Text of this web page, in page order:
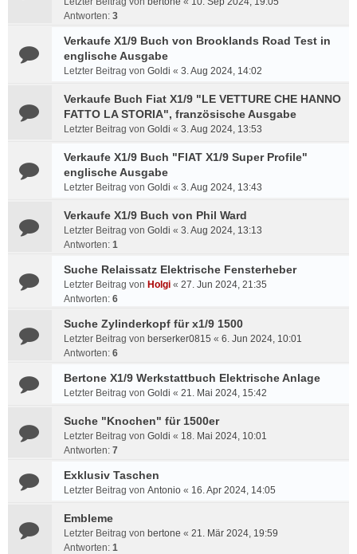
Antworten: 3
Verkaufe X1/9 Buch von Brooklands Road Test in
englische Ausgabe
Letzter Beitrag von Goldi « 3. Aug 2024, 14:02
Verkaufe Buch Fiat X1/9 "LE VETTURE CHE HANNO
FATTO LA STORIA", französische Ausgabe
Letzter Beitrag von Goldi « 3. Aug 2024, 13:53
Verkaufe X1/9 Buch "FIAT X1/9 Super Profile"
englische Ausgabe
Letzter Beitrag von Goldi « 3. Aug 2024, 13:43
Verkaufe X1/9 Buch von Phil Ward
Letzter Beitrag von Goldi « 3. Aug 2024, 13:13
Antworten: 1
Suche Relaissatz Elektrische Fensterheber
Letzter Beitrag von Holgi « 27. Jun 2024, 21:35
Antworten: 6
Suche Zylinderkopf für x1/9 1500
Letzter Beitrag von berserker0815 « 6. Jun 2024, 10:01
Antworten: 6
Bertone X1/9 Werkstattbuch Elektrische Anlage
Letzter Beitrag von Goldi « 21. Mai 2024, 15:42
Suche "Knochen" für 1500er
Letzter Beitrag von Goldi « 18. Mai 2024, 10:01
Antworten: 7
Exklusiv Taschen
Letzter Beitrag von Antonio « 16. Apr 2024, 14:05
Embleme
Letzter Beitrag von bertone « 21. Mär 2024, 19:59
Antworten: 1